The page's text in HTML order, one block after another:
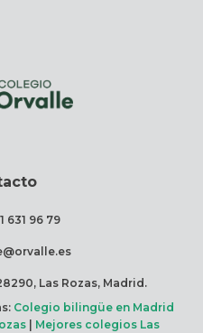
631 96 79
Las Rozas, Madrid.
Colegio bilingüe en Madrid
Mejores colegios Las